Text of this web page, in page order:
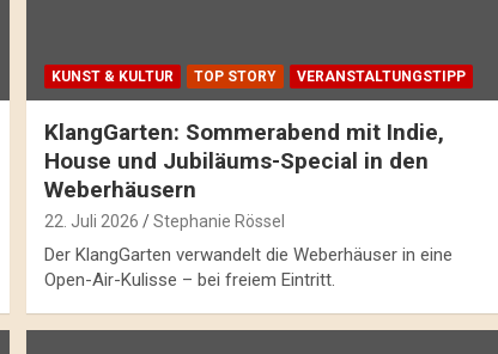
KUNST & KULTUR TOP STORY VERANSTALTUNGSTIPP
KlangGarten: Sommerabend mit Indie,
House und Jubiläums-Special in den
Weberhäusern
22. Juli 2026 Stephanie Rössel
Der KlangGarten verwandelt die Weberhäuser in eine
Open-Air-Kulisse – bei freiem Eintritt.